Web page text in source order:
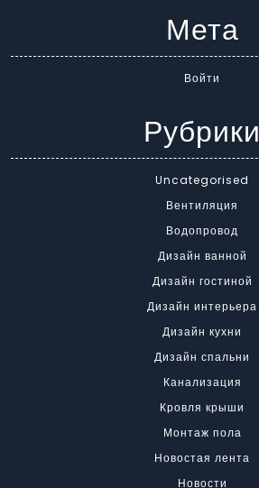
Мета
Войти
Рубрики
Uncategorised
Вентиляция
Водопровод
Дизайн ванной
Дизайн гостиной
Дизайн интерьера
Дизайн кухни
Дизайн спальни
Канализация
Кровля крыши
Монтаж пола
Новостая лента
Новости